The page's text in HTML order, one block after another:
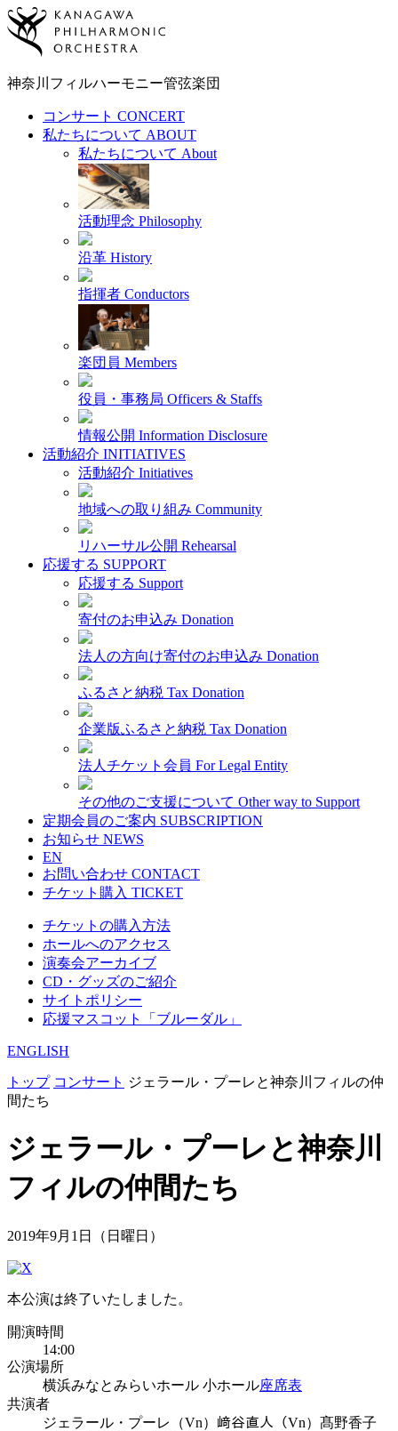
神奈川フィルハーモニー管弦楽団
コンサート CONCERT
私たちについて ABOUT
私たちについて About
活動理念 Philosophy
沿革 History
指揮者 Conductors
楽団員 Members
役員・事務局 Officers & Staffs
情報公開 Information Disclosure
活動紹介 INITIATIVES
活動紹介 Initiatives
地域への取り組み Community
リハーサル公開 Rehearsal
応援する SUPPORT
応援する Support
寄付のお申込み Donation
法人の方向け寄付のお申込み Donation
ふるさと納税 Tax Donation
企業版ふるさと納税 Tax Donation
法人チケット会員 For Legal Entity
その他のご支援について Other way to Support
定期会員のご案内 SUBSCRIPTION
お知らせ NEWS
EN
お問い合わせ CONTACT
チケット購入 TICKET
チケットの購入方法
ホールへのアクセス
演奏会アーカイブ
CD・グッズのご紹介
サイトポリシー
応援マスコット「ブルーダル」
ENGLISH
トップ コンサート ジェラール・プーレと神奈川フィルの仲
間たち
ジェラール・プーレと神奈川
フィルの仲間たち
2019年9月1日（日曜日）
本公演は終了いたしました。
開演時間
14:00
公演場所
横浜みなとみらいホール 小ホール座席表
共演者
ジェラール・プーレ（Vn） 﨑谷直人（Vn） 髙野香子